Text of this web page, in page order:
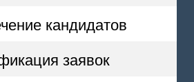
кандидатов
заявок